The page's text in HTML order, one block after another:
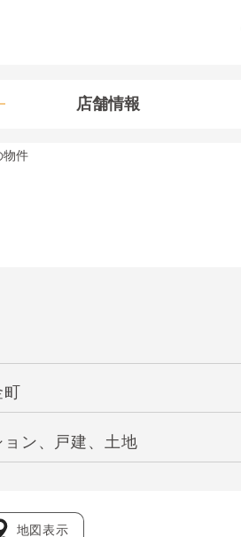
店舗情報
物件
ン、戸建、土地
地図表示